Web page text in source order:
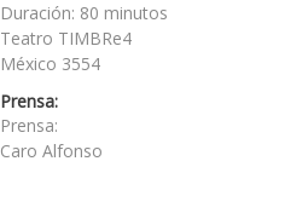
Duración: 80 minutos
Teatro TIMBRe4
México 3554
Prensa:
Prensa:
Caro Alfonso